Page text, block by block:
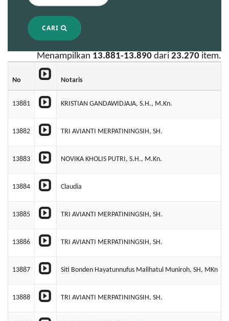
CARI
Menampilkan 13.881-13.890 dari 23.270 item.
No Notaris
13881 KRISTIAN GANDAWIDJAJA, S.H., M.Kn.
13882 TRI AVIANTI MERPATININGSIH, SH.
13883 NOVIKA KHOLIS PUTRI, S.H., M.Kn.
13884 Claudia
13885 TRI AVIANTI MERPATININGSIH, SH.
13886 TRI AVIANTI MERPATININGSIH, SH.
13887 Siti Bonden Hayatunnufus Malihatul Muniroh, SH, MKn
13888 TRI AVIANTI MERPATININGSIH, SH.